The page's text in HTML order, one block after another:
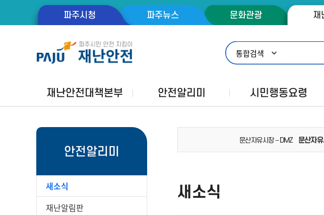
콘
주푸
파주시청 파주뉴스 문화관광 재
재난안전대책본부 안전알리미 시민행동요령
안전알리미
새소식
재난알림판
새소식